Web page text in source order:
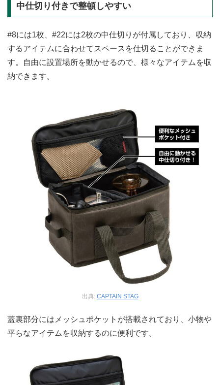
中仕切り付きで整頓しやすい
#8には1枚、#22には2枚の中仕切りが付属しており、収納
するアイテムに合わせてスペースを仕切ることができま
す。自由に設置場所を動かせるので、様々なアイテムを収
納できます。
出典: CAPTAIN STAG
蓋裏部分にはメッシュポケットが搭載されており、小物や
平らなアイテムを収納するのに便利です。